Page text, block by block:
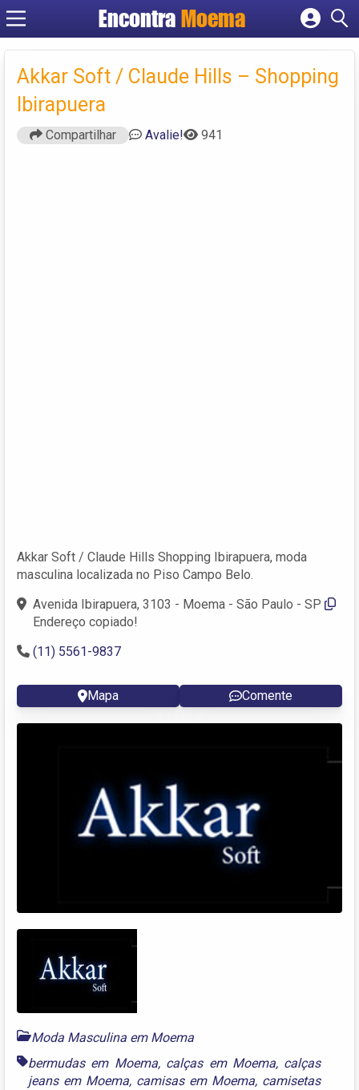
Encontra Moema
Criar conta
Akkar Soft / Claude Hills – Shopping
Ibirapuera
Compartilhar Avalie! 941
Akkar Soft / Claude Hills Shopping Ibirapuera, moda
masculina localizada no Piso Campo Belo.
Avenida Ibirapuera, 3103 - Moema - São Paulo - SP
Endereço copiado!
(11) 5561-9837
Mapa Comente
Moda Masculina em Moema
bermudas em Moema, calças em Moema, calças
jeans em Moema, camisas em Moema, camisetas